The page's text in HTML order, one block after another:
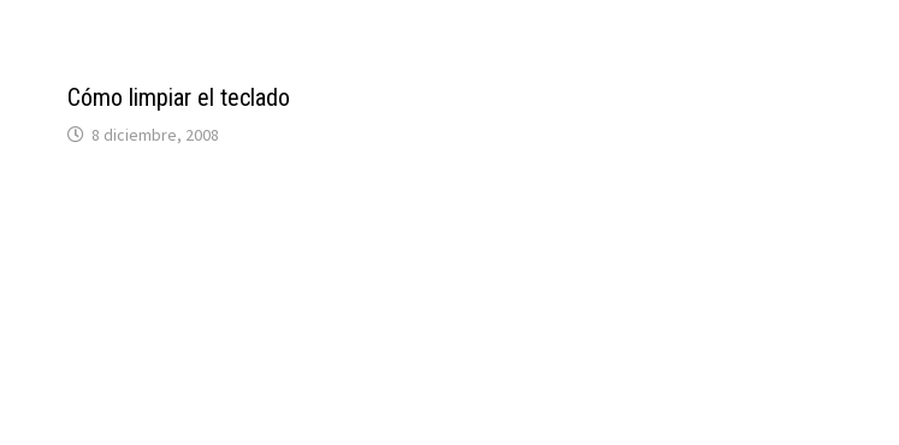
Cómo limpiar el teclado
8 diciembre, 2008